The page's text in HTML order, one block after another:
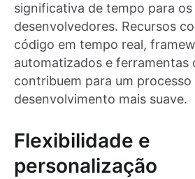
significativa de tempo para os
desenvolvedores. Recursos
código em tempo real,
automatizados e ferramentas
contribuem para um processo
desenvolvimento mais suave.
Flexibilidade e
personalização